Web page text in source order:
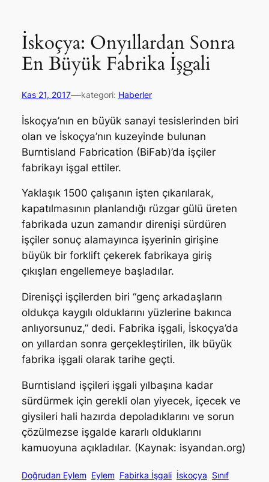
İskoçya: Onyıllardan Sonra
En Büyük Fabrika İşgali
Kas 21, 2017—kategori: Haberler
İskoçya’nın en büyük sanayi tesislerinden biri
olan ve İskoçya’nın kuzeyinde bulunan
Burntisland Fabrication (BiFab)’da işçiler
fabrikayı işgal ettiler.
Yaklaşık 1500 çalışanın işten çıkarılarak,
kapatılmasının planlandığı rüzgar gülü üreten
fabrikada uzun zamandır direnişi sürdüren
işçiler sonuç alamayınca işyerinin girişine
büyük bir forklift çekerek fabrikaya giriş
çıkışları engellemeye başladılar.
Direnişçi işçilerden biri “genç arkadaşların
oldukça kaygılı olduklarını yüzlerine bakınca
anlıyorsunuz,” dedi. Fabrika işgali, İskoçya’da
on yıllardan sonra gerçekleştirilen, ilk büyük
fabrika işgali olarak tarihe geçti.
Burntisland işçileri işgali yılbaşına kadar
sürdürmek için gerekli olan yiyecek, içecek ve
giysileri hali hazırda depoladıklarını ve sorun
çözülmezse işgalde kararlı olduklarını
kamuoyuna açıkladılar. (Kaynak: isyandan.org)
Doğrudan Eylem Eylem Fabirka İşgali İskoçya Sınıf